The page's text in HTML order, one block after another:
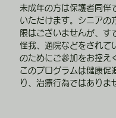
未成年の方は保護者同伴
いただけます。シニアの
限はございませんが、す
怪我、通院などをされて
のためにご参加をお控え
このプログラムは健康促
り、治療行為ではありま